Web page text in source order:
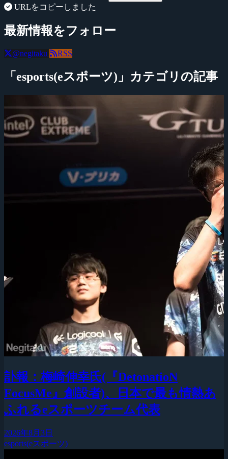
URLをコピーしました
最新情報をフォロー
@negitaku RSS
「esports(eスポーツ)」カテゴリの記事
訃報：梅崎伸幸氏(『DetonatioN
FocusMe』創設者)、日本で最も情熱あ
ふれるeスポーツチーム代表
2026年8月3日
esports(eスポーツ)